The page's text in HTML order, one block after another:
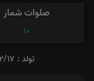
صلوات شمار
10
تولد : 1323/02/17